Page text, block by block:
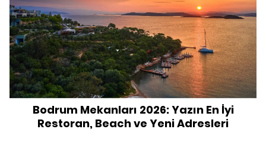
Bodrum Mekanları 2026: Yazın En İyi
Restoran, Beach ve Yeni Adresleri